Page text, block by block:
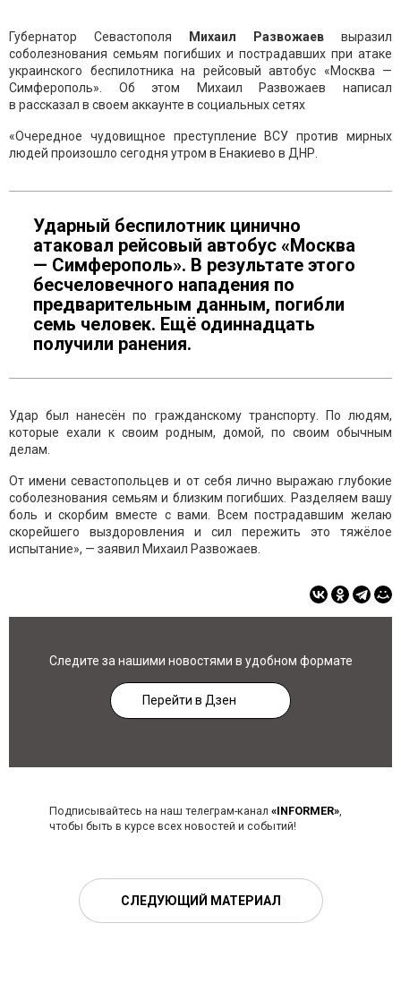
Губернатор Севастополя Михаил Развожаев выразил
соболезнования семьям погибших и пострадавших при атаке
украинского беспилотника на рейсовый автобус «Москва —
Симферополь». Об этом Михаил Развожаев написал
в рассказал в своем аккаунте в социальных сетях
«Очередное чудовищное преступление ВСУ против мирных
людей произошло сегодня утром в Енакиево в ДНР.
Ударный беспилотник цинично
атаковал рейсовый автобус «Москва
— Симферополь». В результате этого
бесчеловечного нападения по
предварительным данным, погибли
семь человек. Ещё одиннадцать
получили ранения.
Удар был нанесён по гражданскому транспорту. По людям,
которые ехали к своим родным, домой, по своим обычным
делам.
От имени севастопольцев и от себя лично выражаю глубокие
соболезнования семьям и близким погибших. Разделяем вашу
боль и скорбим вместе с вами. Всем пострадавшим желаю
скорейшего выздоровления и сил пережить это тяжёлое
испытание», — заявил Михаил Развожаев.
Следите за нашими новостями в удобном формате
Перейти в Дзен
Подписывайтесь на наш телеграм-канал «INFORMER»,
чтобы быть в курсе всех новостей и событий!
СЛЕДУЮЩИЙ МАТЕРИАЛ